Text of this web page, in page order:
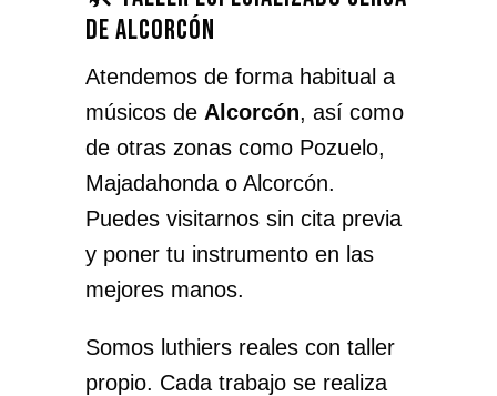
de Alcorcón
Atendemos de forma habitual a
músicos de Alcorcón, así como
de otras zonas como Pozuelo,
Majadahonda o Alcorcón.
Puedes visitarnos sin cita previa
y poner tu instrumento en las
mejores manos.
Somos luthiers reales con taller
propio. Cada trabajo se realiza